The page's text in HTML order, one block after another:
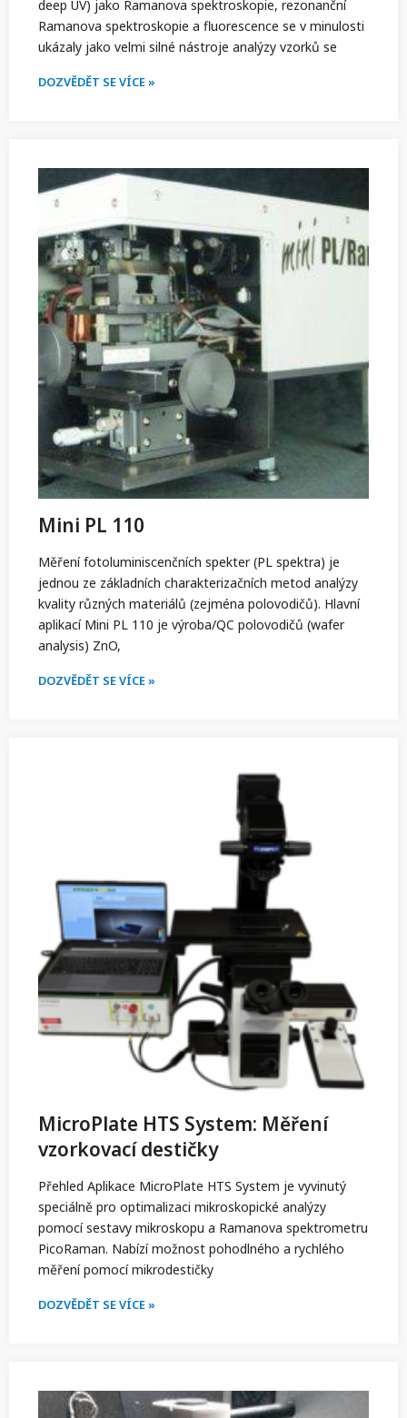
deep UV) jako Ramanova spektroskopie, rezonanční
Ramanova spektroskopie a fluorescence se v minulosti
ukázaly jako velmi silné nástroje analýzy vzorků se
DOZVĚDĚT SE VÍCE »
Mini PL 110
Měření fotoluminiscenčních spekter (PL spektra) je
jednou ze základních charakterizačních metod analýzy
kvality různých materiálů (zejména polovodičů). Hlavní
aplikací Mini PL 110 je výroba/QC polovodičů (wafer
analysis) ZnO,
DOZVĚDĚT SE VÍCE »
MicroPlate HTS System: Měření
vzorkovací destičky
Přehled Aplikace MicroPlate HTS System je vyvinutý
speciálně pro optimalizaci mikroskopické analýzy
pomocí sestavy mikroskopu a Ramanova spektrometru
PicoRaman. Nabízí možnost pohodlného a rychlého
měření pomocí mikrodestičky
DOZVĚDĚT SE VÍCE »